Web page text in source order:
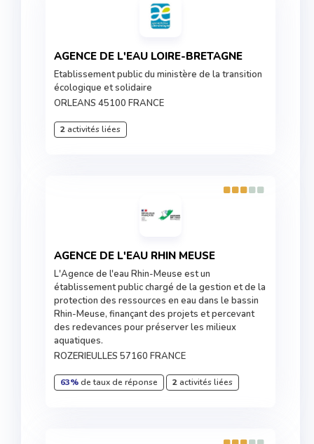
AGENCE DE L'EAU LOIRE-BRETAGNE
Etablissement public du ministère de la transition
écologique et solidaire
ORLEANS 45100 FRANCE
2activités liées
AGENCE DE L'EAU RHIN MEUSE
L'Agence de l'eau Rhin-Meuse est un
établissement public chargé de la gestion et de la
protection des ressources en eau dans le bassin
Rhin-Meuse, finançant des projets et percevant
des redevances pour préserver les milieux
aquatiques.
ROZERIEULLES 57160 FRANCE
63%de taux de réponse 2activités liées